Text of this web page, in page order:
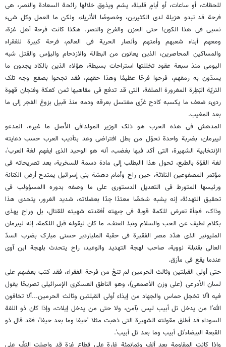
للحظات، أو ساعات، أو أیامٍ قلیلة، یشم ویذوق خلالها رائحة السعادة والنصر، هی
فرحة قد تبدو هزیلة لدى الکثیرین، وخصوصًا الأثریاء، ولکن ما العمل وکل شیء
نسبی فی هذا الکون! حتى الحزن والفرح والنصر. هکذا کانت فرحة أهل غزة،
ومعهم أبناء شعبهم وأمتهم وأنصار الحریة فی العالم، فرحة کبیرة للفقراء
والمساکین المحاصرین، الذین یعانون من البطالة والازدحام والبؤس والقتل شبه
الیومی منذ سبعة عقود تخللتها استراحات بسیطة، هؤلاء الذین بالکاد یجدون ما
یسدّون به رمقهم، فرحوا فرحًا عظیمًا وهذا حقهم، فقد نجحوا بصفع وجه تلک
الثریّة البَطِرة المغرورة الصلفة، التی قد تدفع فی مقاهیها ثمن کعکة وفنجان قهوة
ردیء ضعف ما یکسبه کادح غزّی مغتسل بعرقه ودمه منذ قبیل بزوغ الفجر إلى ما
بعد المغیب.
المدهش فی هذه الحرب هو ذلک الوزیر المولدافی الأصل ما غیره، المدعو
لیبرمان، بضربة واحدة تحوّل من بطل افتراضی وعد بتأدیب العرب حسب دعایته
الإنتخابیة الشهیرة، التی أکد فیها بغضب، أنه هو الوحید الذی ایفهم لغة العرب'،
لغة القوّة بالطبع، تحول هذا االبطلب إلى مادة دسمة للسخریة، بعد تصریحاته فی
مؤتمر المصفوعین الثلاثة، حین راح وأمام دهشة بنی إسرائیل یمتدح أرض الکنانة
ورئیسها المتورط فی التعدیل الدستوری على ما وصفه بدوره االمسؤولب فی
تحقیق التهدئة، إنه یشبه شخصًا معتدًا جدًا بعضلاته، شدید الغرور، یتحدى هذا
وذاک، فجأة تعرض للکمة قویة فی جبهته أفقدته شهیته للقتال، بل وراح یهذی
بکلام لطیف عن الحب والسلام ونبذ العنف، ما کان لیقوله قبل اللکمة، إنه لیبرمان
الملیونیر الذی هدّد مصر الفقیرة فی حقبة الملیاردیر حسنی مبارک بضرب السدّ
العالی بقنبلة نوویة، صاحب لهجة التهدید والوعید، راح یتحدث بلهجة ابن آوى
عندما یقع فی مأزق.
حتى أولى القبلتین وثالث الحرمین لم تنجُ من فرحة الفقراء، فقد کتب بعضهم على
لسان الأدرعی (على وزن الأصمعی)، وهو الناطق العسکری الإسرائیلی تصریحًا یقول
فیه األا تخجل حماس والجهاد من إیذاء أولى القبلتین وثالث الحرمین...ألا تخافون
الله'! من یدخل تل أبیب لیس بآمن، ولا حتى من یدخل إیلات، وإذا کان ذو اللفة
السوداء قد أطلق مقولته الشهیرة التی ذهبت مثلا 'حیفا وما بعد حیفا'، فقد قال ذو
القبعة البیضاء'تل أبیب وما بعد تل أبیب'.
وإذا کانت المقاومة بعد ألف وثمانمئة غارة على قطاع غزة قد واصلت التفّ على